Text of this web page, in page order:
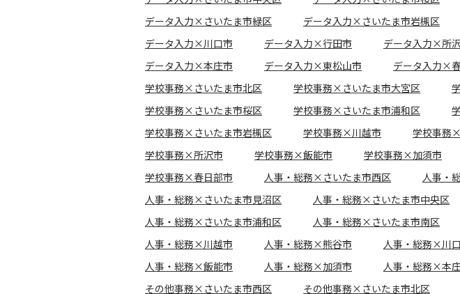
データ入力×さいたま市緑区
データ入力×さいたま市岩槻区
データ入力×川口市
データ入力×行田市 データ入力×所
データ入力×本庄市
データ入力×東松山市 データ入力×
学校事務×さいたま市北区
学校事務×さいたま市大宮区
学校事務×さいたま市桜区
学校事務×さいたま市浦和区
学校事務×さいたま市岩槻区
学校事務×川越市 学校事務
学校事務×所沢市
学校事務×飯能市 学校事務×加須市
学校事務×春日部市
人事・総務×さいたま市西区 人事・
人事・総務×さいたま市見沼区
人事・総務×さいたま市中央区
人事・総務×さいたま市浦和区
人事・総務×さいたま市南区
人事・総務×川越市
人事・総務×熊谷市 人事・総務×川
人事・総務×飯能市
人事・総務×加須市 人事・総務×本
その他事務×さいたま市西区
その他事務×さいたま市北区